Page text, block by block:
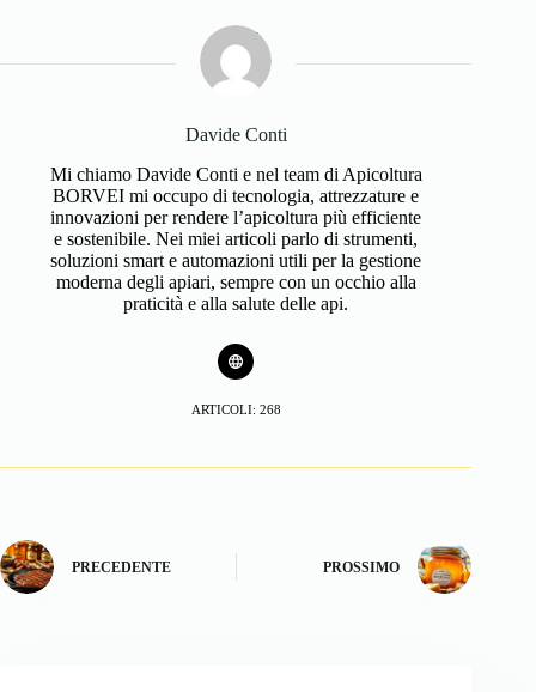
Davide Conti
Mi chiamo Davide Conti e nel team di Apicoltura
BORVEI mi occupo di tecnologia, attrezzature e
innovazioni per rendere l’apicoltura più efficiente
e sostenibile. Nei miei articoli parlo di strumenti,
soluzioni smart e automazioni utili per la gestione
moderna degli apiari, sempre con un occhio alla
praticità e alla salute delle api.
ARTICOLI: 268
PRECEDENTE PROSSIMO